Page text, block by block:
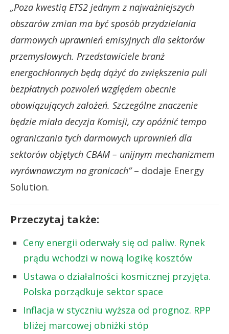
„Poza kwestią ETS2 jednym z najważniejszych
obszarów zmian ma być sposób przydzielania
darmowych uprawnień emisyjnych dla sektorów
przemysłowych. Przedstawiciele branż
energochłonnych będą dążyć do zwiększenia puli
bezpłatnych pozwoleń względem obecnie
obowiązujących założeń. Szczególne znaczenie
będzie miała decyzja Komisji, czy opóźnić tempo
ograniczania tych darmowych uprawnień dla
sektorów objętych CBAM – unijnym mechanizmem
wyrównawczym na granicach”– dodaje Energy
Solution.
Przeczytaj także:
Ceny energii oderwały się od paliw. Rynek
prądu wchodzi w nową logikę kosztów
Ustawa o działalności kosmicznej przyjęta.
Polska porządkuje sektor space
Inflacja w styczniu wyższa od prognoz. RPP
bliżej marcowej obniżki stóp